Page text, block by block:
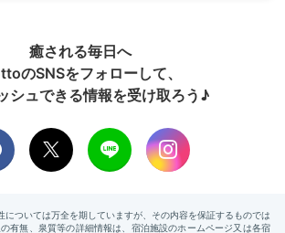
癒される毎日へ
のSNSをフォローして、
シュできる情報を受け取ろう♪